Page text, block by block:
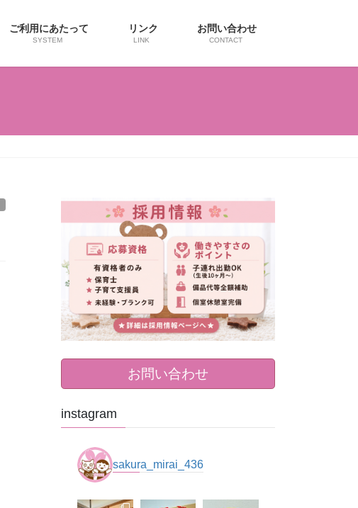
ご利用にあたって
SYSTEM
リンク
LINK
お問い合わせ
CONTACT
お問い合わせ
instagram
sakura_mirai_436